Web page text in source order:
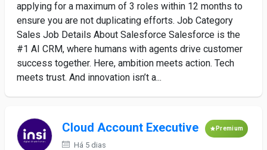
applying for a maximum of 3 roles within 12 months to
ensure you are not duplicating efforts. Job Category
Sales Job Details About Salesforce Salesforce is the
#1 AI CRM, where humans with agents drive customer
success together. Here, ambition meets action. Tech
meets trust. And innovation isn’t a...
Cloud Account Executive Premium
Há 5 dias